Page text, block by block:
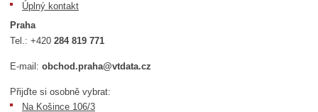
Úplný kontakt
Praha
Tel.:+420284 819 771
E-mail:obchod.praha@vtdata.cz
Přijďte si osobně vybrat:
Na Košince 106/3